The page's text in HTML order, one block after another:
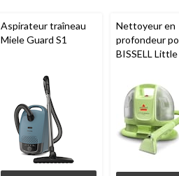
Aspirateur traîneau
Miele Guard S1
Nettoyeur en
profondeur
BISSELL
tapis et tissus